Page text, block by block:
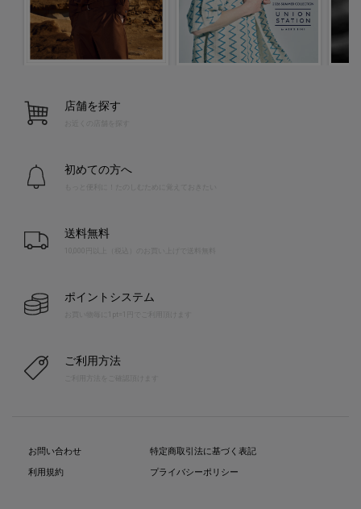
店舗を探す
お近くの店舗を探す
初めての方へ
送料無料
10,000円以上（税込）のお買い上げで送料無料
ポイントシステム
お買い物毎に1pt=1円でご利用頂けます
ご利用方法
お問い合わせ
利用規約
特定商取引法に基づく表記
プライバシーポリシー